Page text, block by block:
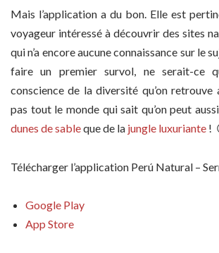
Mais l’application a du bon. Elle est
voyageur intéressé à découvrir des sites
qui n’a encore aucune connaissance sur le
faire un premier survol, ne serait-ce
conscience de la diversité qu’on retrouve
pas tout le monde qui sait qu’on peut
dunes de sableque de la jungle luxuriante !
Télécharger l’application Perú Natural –
Google Play
App Store